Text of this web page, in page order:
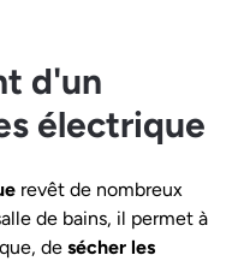
d'un
électrique
revêt de nombreux
de bains, il permet à
de sécher les